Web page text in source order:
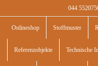
to
content
044
Onlineshop Stoffmuster
Referenzobjekte Technische